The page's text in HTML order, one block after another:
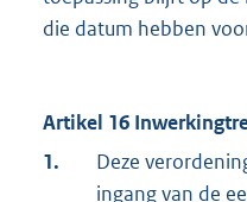
die datum hebben
Artikel 16
1.
Deze
ingang van de